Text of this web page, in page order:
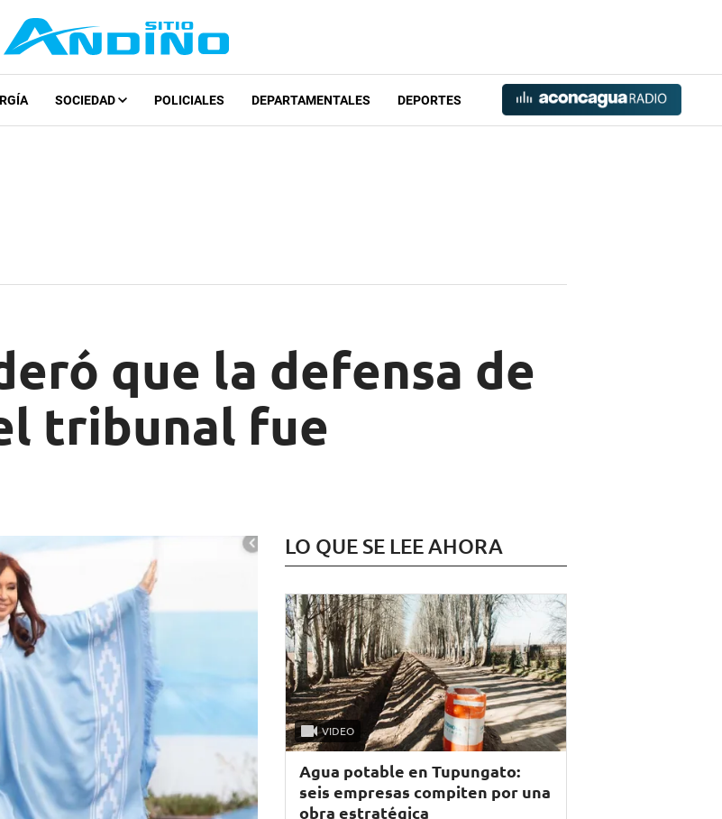
SOCIEDAD POLICIALES DEPARTAMENTALES DEPORTES
que la defensa de
tribunal fue
LO QUE SE LEE AHORA
VIDEO
Agua potable en Tupungato:
seis empresas compiten por una
obra estratégica